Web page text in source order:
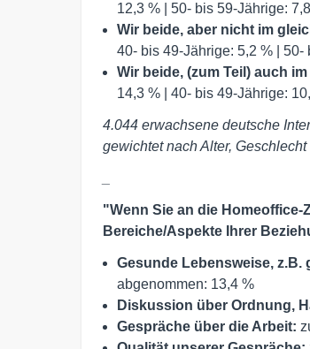
12,3 % | 50- bis 59-Jährige:
Wir beide, aber nicht im
40- bis 49-Jährige: 5,2 % |
Wir beide, (zum Teil) auch
14,3 % | 40- bis 49-Jährige:
4.044 erwachsene deutsche
gewichtet nach Alter,
"Wenn Sie an die
Bereiche/Aspekte Ihrer
Gesunde Lebensweise, z.B.
abgenommen: 13,4 %
Diskussion über Ordnung,
Gespräche über die Arbeit: